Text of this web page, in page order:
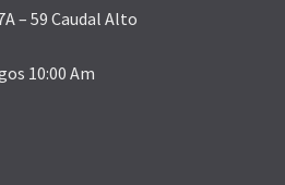
– 59 Caudal Alto
10:00 Am